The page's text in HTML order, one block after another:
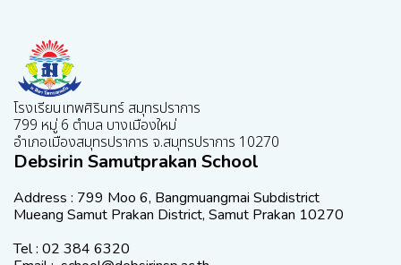
โรงเรียนเทพศิรินทร์ สมุทรปราการ
799 หมู่ 6 ตำบล บางเมืองใหม่
อำเภอเมืองสมุทรปราการ จ.สมุทรปราการ 10270
Debsirin Samutprakan School
Address : 799 Moo 6, Bangmuangmai Subdistrict
Mueang Samut Prakan District, Samut Prakan 10270
Tel : 02 384 6320